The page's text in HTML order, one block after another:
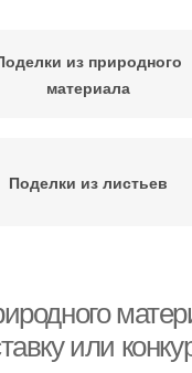
из природного
материала
Поделки из листьев
декоративной тыквы
или